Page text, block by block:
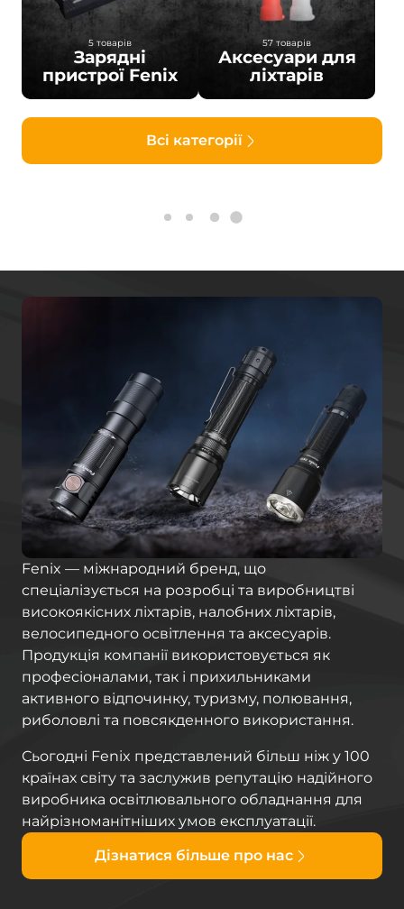
5 товарів
Зарядні
пристрої Fenix
57 товарів
Аксесуари для
ліхтарів
Всі категорії
Fenix — міжнародний бренд, що
спеціалізується на розробці та виробництві
високоякісних ліхтарів, налобних ліхтарів,
велосипедного освітлення та аксесуарів.
Продукція компанії використовується як
професіоналами, так і прихильниками
активного відпочинку, туризму, полювання,
риболовлі та повсякденного використання.
Сьогодні Fenix представлений більш ніж у 100
країнах світу та заслужив репутацію надійного
виробника освітлювального обладнання для
найрізноманітніших умов експлуатації.
Дізнатися більше про нас